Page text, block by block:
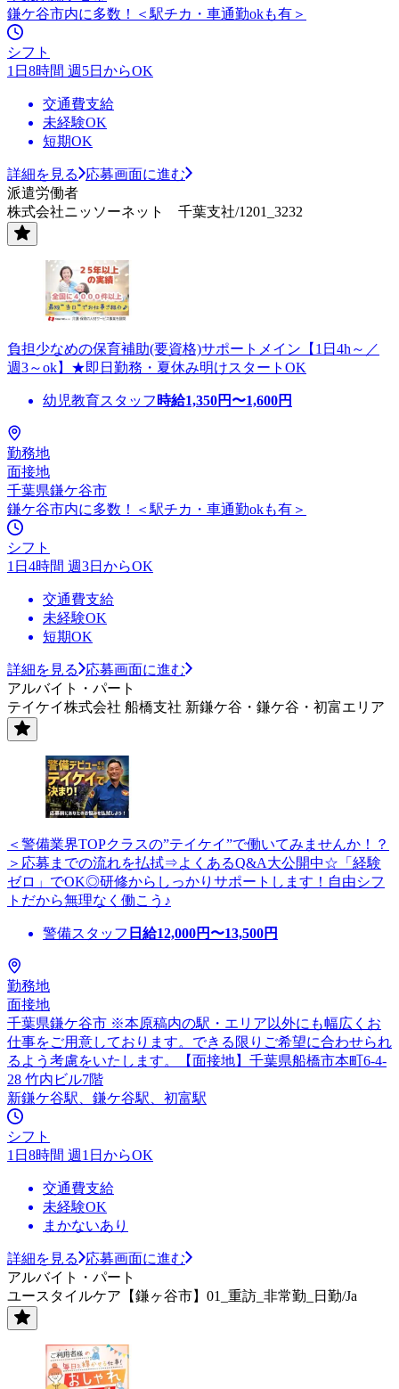
鎌ケ谷市内に多数！＜駅チカ・車通勤okも有＞
シフト
1日8時間 週5日からOK
交通費支給
未経験OK
短期OK
詳細を見る
応募画面に進む
派遣労働者
株式会社ニッソーネット 千葉支社/1201_3232
負担少なめの保育補助(要資格)サポートメイン【1日4h～／
週3～ok】★即日勤務・夏休み明けスタートOK
幼児教育スタッフ 時給1,350円〜1,600円
勤務地
面接地
千葉県鎌ケ谷市
鎌ケ谷市内に多数！＜駅チカ・車通勤okも有＞
シフト
1日4時間 週3日からOK
交通費支給
未経験OK
短期OK
詳細を見る
応募画面に進む
アルバイト・パート
テイケイ株式会社 船橋支社 新鎌ケ谷・鎌ケ谷・初富エリア
＜警備業界TOPクラスの”テイケイ”で働いてみませんか！？
＞応募までの流れを払拭⇒よくあるQ&A大公開中☆「経験
ゼロ」でOK◎研修からしっかりサポートします！自由シフ
トだから無理なく働こう♪
警備スタッフ 日給12,000円〜13,500円
勤務地
面接地
千葉県鎌ケ谷市 ※本原稿内の駅・エリア以外にも幅広くお
仕事をご用意しております。できる限りご希望に合わせられ
るよう考慮をいたします。【面接地】千葉県船橋市本町6-4-
28 竹内ビル7階
新鎌ケ谷駅、鎌ケ谷駅、初富駅
シフト
1日8時間 週1日からOK
交通費支給
未経験OK
まかないあり
詳細を見る
応募画面に進む
アルバイト・パート
ユースタイルケア【鎌ヶ谷市】01_重訪_非常勤_日勤/Ja